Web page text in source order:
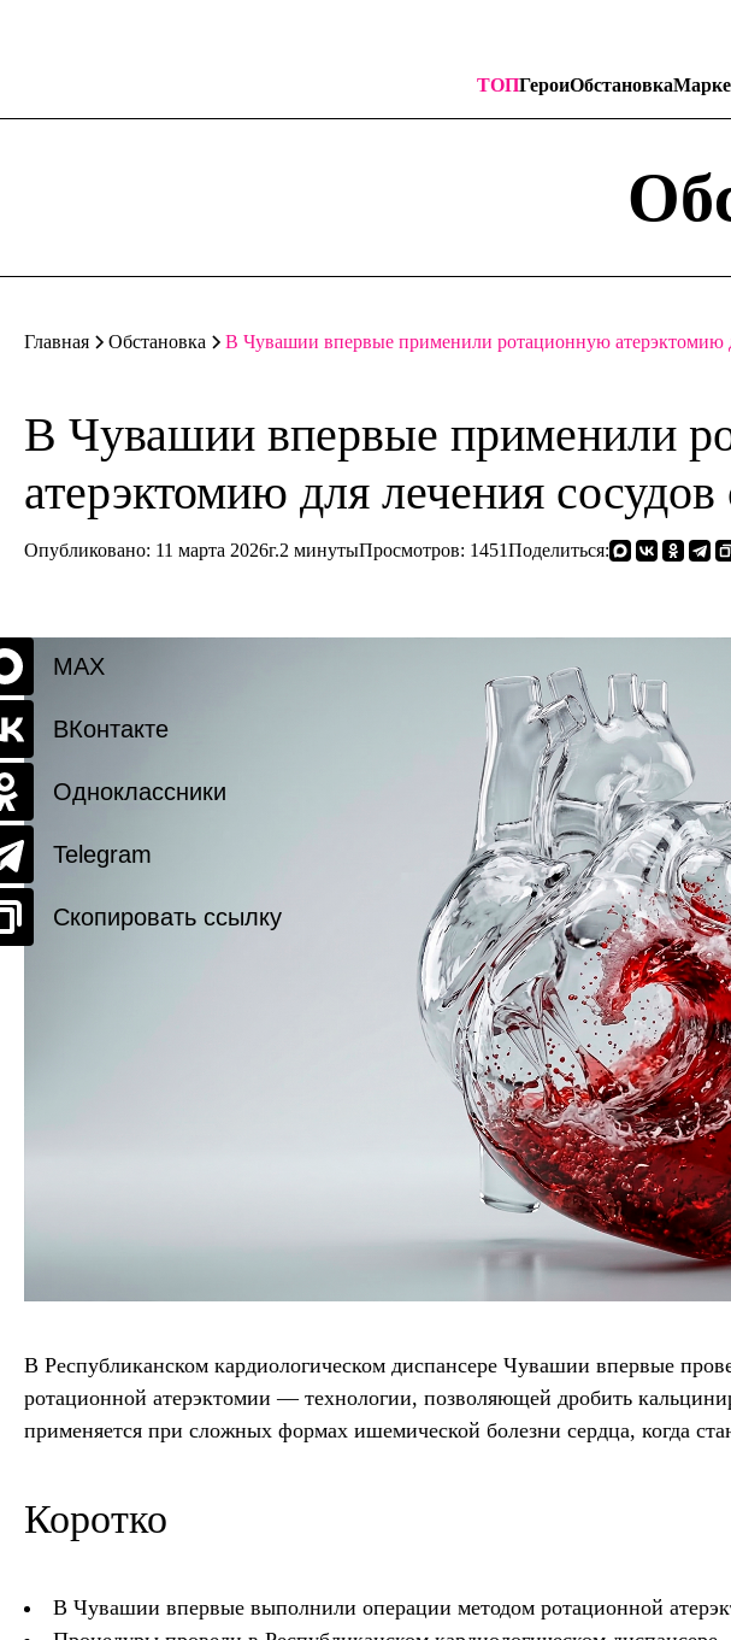
ТОПГероиОбстановка
Главная Обстановка В Чувашии впервые применили ротационную атерэктомию
В Чувашии впервые применили
атерэктомию для лечения сосудов
Опубликовано: 11 марта 2026г.2 минутыПросмотров: 1451Поделиться:
MAX
ВКонтакте
Одноклассники
Telegram
Скопировать ссылку
В Республиканском кардиологическом диспансере Чувашии впервые
ротационной атерэктомии — технологии, позволяющей дробить
применяется при сложных формах ишемической болезни сердца, когда
Коротко
В Чувашии впервые выполнили операции методом ротационной